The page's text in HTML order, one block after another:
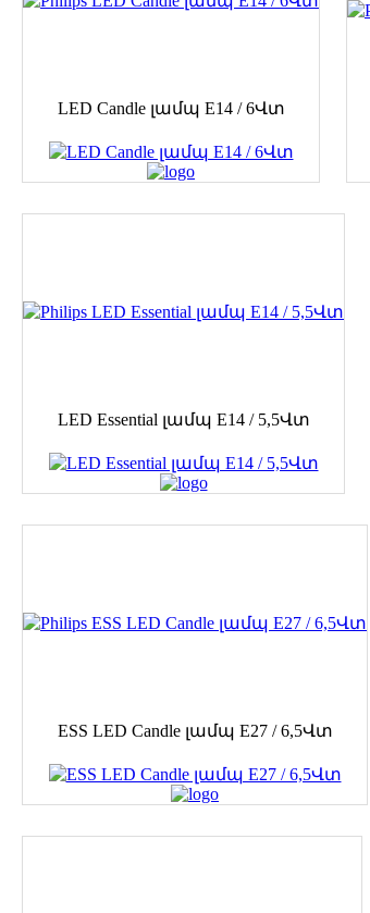
LED Candle լամպ E14 / 6Վտ
LED Essential լամպ E14 / 5,5Վտ
ESS LED Candle լամպ E27 / 6,5Վտ